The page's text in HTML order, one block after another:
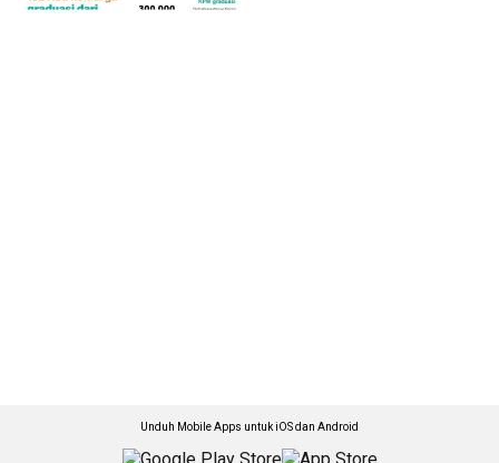
Unduh Mobile Apps untuk iOS dan Android